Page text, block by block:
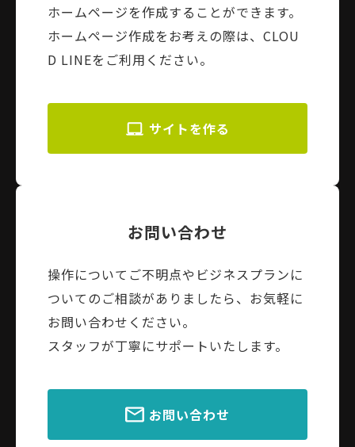
ホームページを作成することができます。
ホームページ作成をお考えの際は、CLOU
D LINEをご利用ください。
サイトを作る
お問い合わせ
操作についてご不明点やビジネスプランに
ついてのご相談がありましたら、お気軽に
お問い合わせください。
スタッフが丁寧にサポートいたします。
お問い合わせ